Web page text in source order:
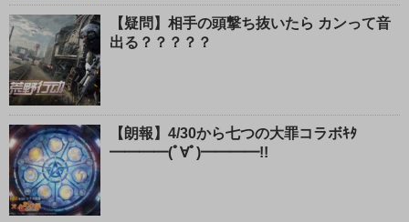
【疑問】相手の頭撃ち抜いたら カンって音
出る？？？？？
【朗報】4/30から七つの大罪コラボｷﾀ
━━━━(ﾟ∀ﾟ)━━━━!!